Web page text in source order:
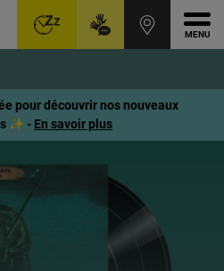
pour découvrir nos nouveaux
✨ - En savoir plus